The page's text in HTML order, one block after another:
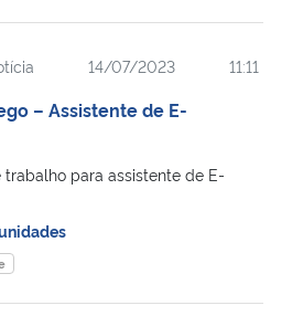
14/07/2023 11:11
– Assistente de E-
para assistente de E-